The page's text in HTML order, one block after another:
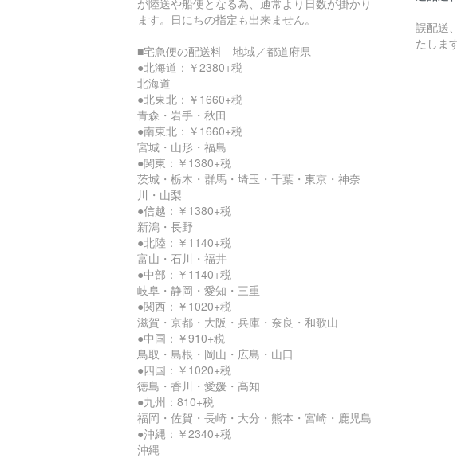
が陸送や船便となる為、通常より日数が掛かり
ます。日にちの指定も出来ません。
■宅急便の配送料 地域／都道府県
●北海道：￥2380+税
北海道
●北東北：￥1660+税
青森・岩手・秋田
●南東北：￥1660+税
宮城・山形・福島
●関東：￥1380+税
茨城・栃木・群馬・埼玉・千葉・東京・神奈
川・山梨
●信越：￥1380+税
新潟・長野
●北陸：￥1140+税
富山・石川・福井
●中部：￥1140+税
岐阜・静岡・愛知・三重
●関西：￥1020+税
滋賀・京都・大阪・兵庫・奈良・和歌山
●中国：￥910+税
鳥取・島根・岡山・広島・山口
●四国：￥1020+税
徳島・香川・愛媛・高知
●九州：810+税
福岡・佐賀・長崎・大分・熊本・宮崎・鹿児島
●沖縄：￥2340+税
沖縄
誤配送
たしま